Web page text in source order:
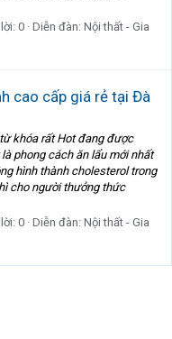
0 Diễn đàn: Nội thất - Gia
cao cấp giá rẻ tại Đà
khóa rất Hot đang được
phong cách ăn lẩu mới nhất
hình thành cholesterol trong
cho người thưởng thức
0 Diễn đàn: Nội thất - Gia